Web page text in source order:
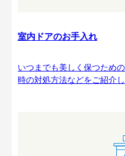
室内ドアのお手入れ
いつまでも美しく保つため
時の対処方法などをご紹介し